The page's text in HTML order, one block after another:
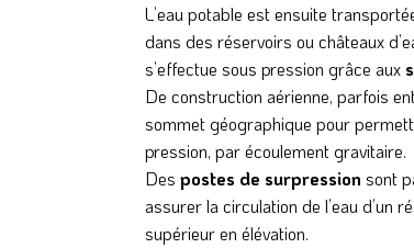
L’eau potable est ensuite
dans des réservoirs ou châteaux
s’effectue sous pression grâce aux
De construction aérienne, parfois
sommet géographique pour
pression, par écoulement gravitaire.
Des postes de surpression sont
assurer la circulation de l’eau d’un
supérieur en élévation.